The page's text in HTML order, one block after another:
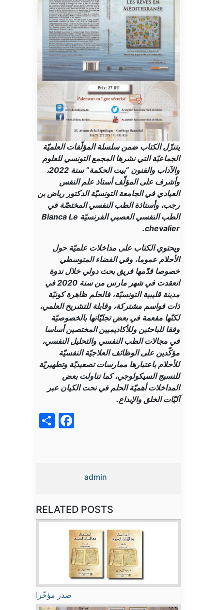
يتنزّل الكتاب ضمن سلسلة المؤلّفات العلميّة
الجماعيّة التي نشرها المجمع التونسي للعلوم
والآداب والفنون “بيت الحكمة” سنة 2022،
وأشرف على المؤلّف أستاذ علم النفس
العيادي في الجامعة التونسيّة الدكتور رياض بن
رجب، وأستاذة الطب النفسي المختصّة في
الطب النفسي العصبي الفرنسيّة Bianca Le
chevalier.
ويحتوي الكتاب على مداخلات علميّة حول
الأحلام عموما، وفي الفضاء المتوسطي
خصوصا قدّمها فريق بحث دولي خلال ندوة
انعقدت في شهر مارس من سنة 2020 في
مدينة قليبية التونسيّة، فالحلم ظاهرة كونيّة
ذات قواسم مشتركة، وقابلة للتشريح العلمي،
لكنّها مفعمة في بعض تجليّاتها بالخصوصيّة
وفقا للباحثين وللأكاديميين المختصين أساسا
في مجالات الطب النفسي والتحليل النفسي،
مؤكّدين على الوظائف العلاجيّة النفسيّة
للأحلام باعتبارها ممارسات تصعيديّة وتطهيريّة
للنسيج السيكولوجي، كما تناولت بعض
المداخلات أهميّة الحلم في نحت الكيان عبر
آليّات الخلق والإبداع.
admin
RELATED POSTS
صدر مؤخّرا